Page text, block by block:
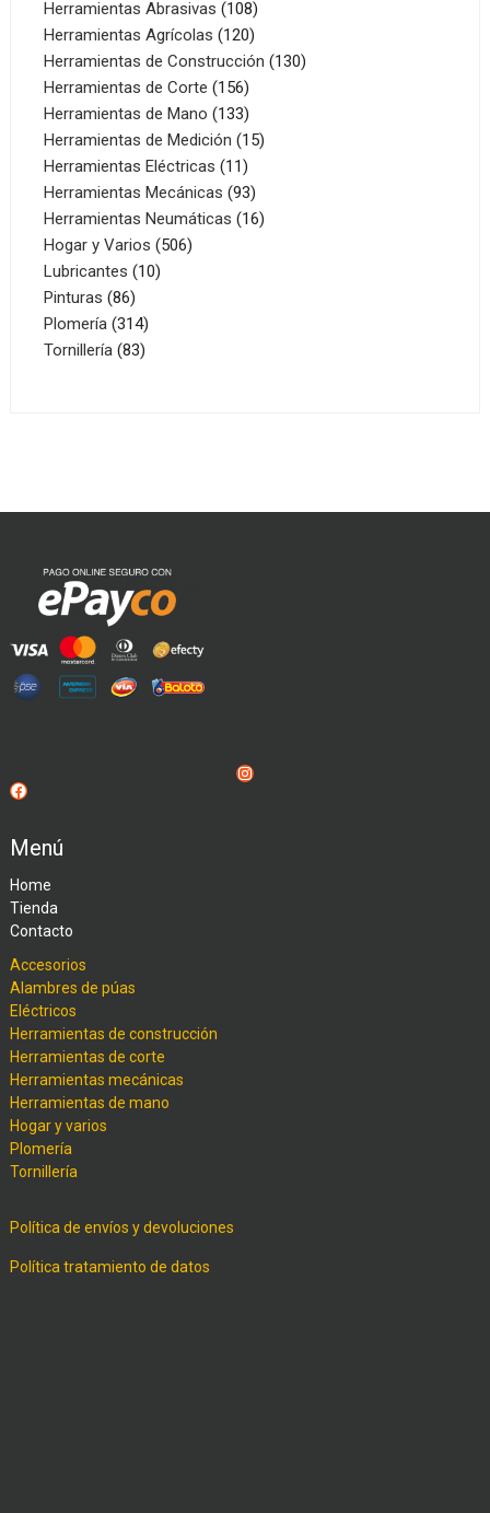
productos
Herramientas Abrasivas 108108
productos
Herramientas Agrícolas 120120
productos
Herramientas de Construcción 130130
Herramientas de Corte 156156
productos
Herramientas de Mano 133133
productos
Herramientas de Medición 1515
Herramientas Eléctricas 1111
productos
Herramientas Mecánicas 9393
productos
Herramientas Neumáticas 1616
Hogar y Varios 506506
Lubricantes 1010
Pinturas 8686
productos
Plomería 314314
productos
Tornillería 8383
Instagram
Facebook
Menú
Home
Tienda
Contacto
Accesorios
Alambres de púas
Eléctricos
Herramientas de construcción
Herramientas de corte
Herramientas mecánicas
Herramientas de mano
Hogar y varios
Plomería
Tornillería
Política de envíos y devoluciones
Política tratamiento de datos